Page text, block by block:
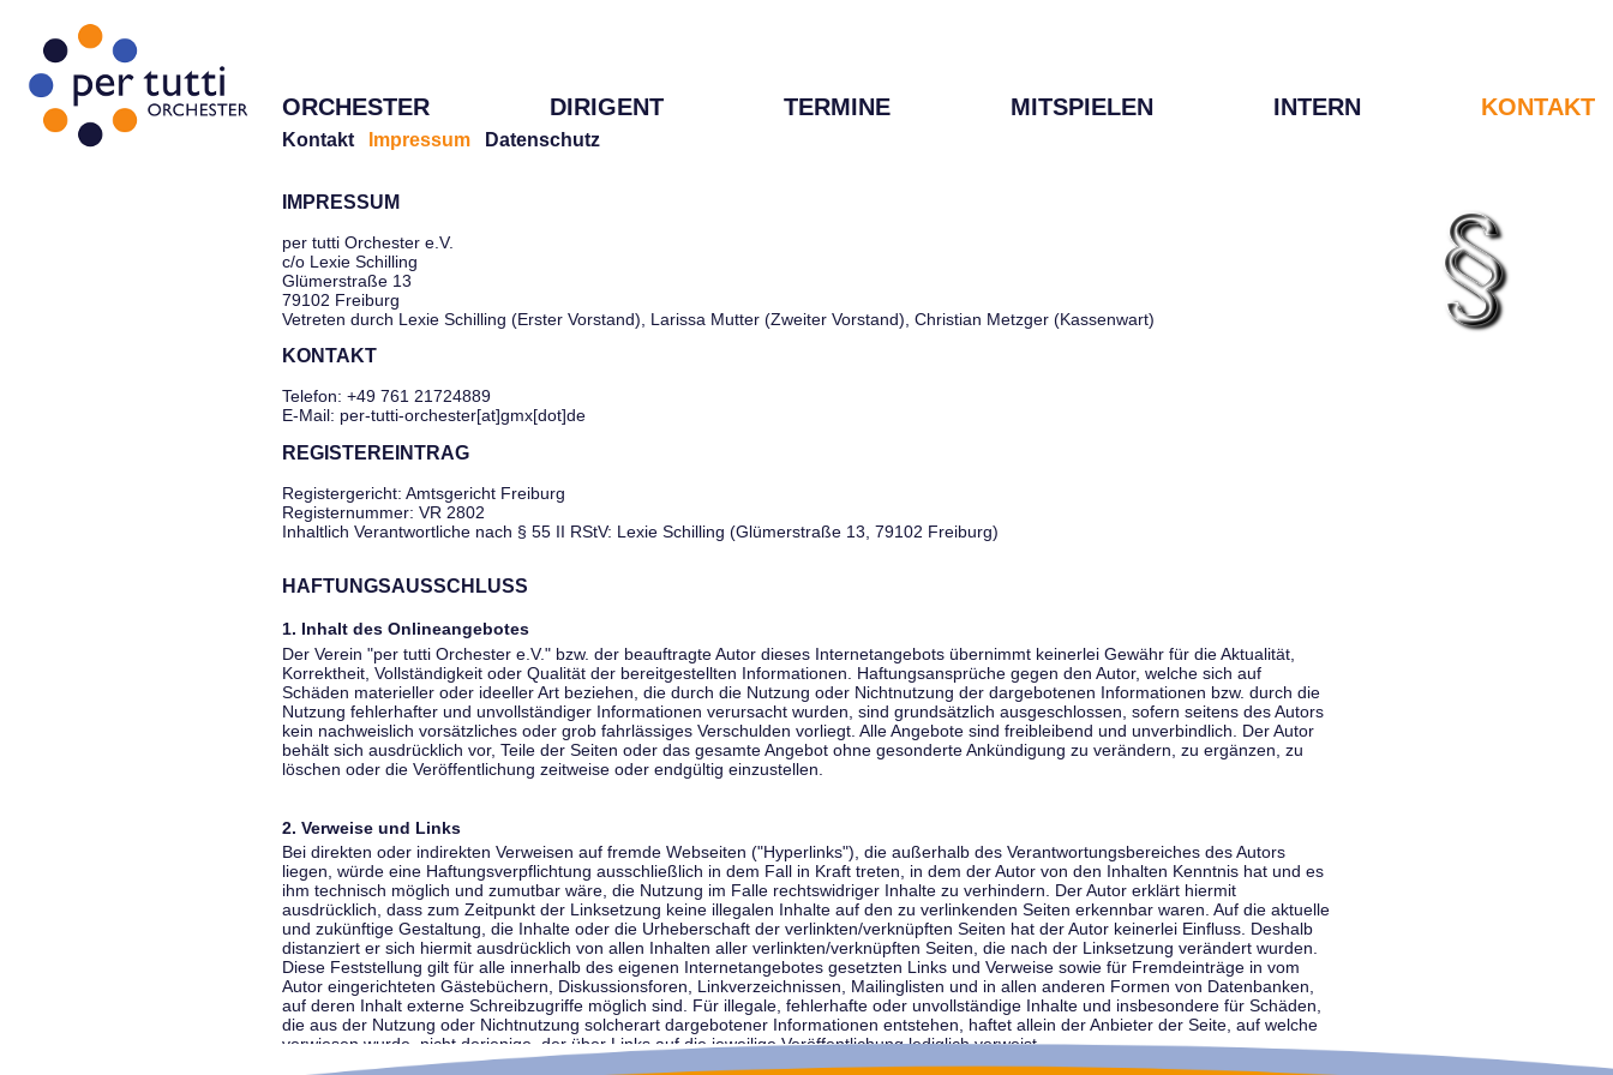
ORCHESTER DIRIGENT TERMINE MITSPIELEN INTERN KONTAKT
Kontakt Impressum Datenschutz
IMPRESSUM
per tutti Orchester e.V.
c/o Lexie Schilling
Glümerstraße 13
79102 Freiburg
Vetreten durch Lexie Schilling (Erster Vorstand), Larissa Mutter (Zweiter Vorstand), Christian Metzger (Kassenwart)
KONTAKT
Telefon: +49 761 21724889
E-Mail: per-tutti-orchester[at]gmx[dot]de
REGISTEREINTRAG
Registergericht: Amtsgericht Freiburg
Registernummer: VR 2802
Inhaltlich Verantwortliche nach § 55 II RStV: Lexie Schilling (Glümerstraße 13, 79102 Freiburg)
HAFTUNGSAUSSCHLUSS
1. Inhalt des Onlineangebotes
Der Verein "per tutti Orchester e.V." bzw. der beauftragte Autor dieses Internetangebots übernimmt keinerlei Gewähr für die Aktualität,
Korrektheit, Vollständigkeit oder Qualität der bereitgestellten Informationen. Haftungsansprüche gegen den Autor, welche sich auf
Schäden materieller oder ideeller Art beziehen, die durch die Nutzung oder Nichtnutzung der dargebotenen Informationen bzw. durch die
Nutzung fehlerhafter und unvollständiger Informationen verursacht wurden, sind grundsätzlich ausgeschlossen, sofern seitens des Autors
kein nachweislich vorsätzliches oder grob fahrlässiges Verschulden vorliegt. Alle Angebote sind freibleibend und unverbindlich. Der Autor
behält sich ausdrücklich vor, Teile der Seiten oder das gesamte Angebot ohne gesonderte Ankündigung zu verändern, zu ergänzen, zu
löschen oder die Veröffentlichung zeitweise oder endgültig einzustellen.
2. Verweise und Links
Bei direkten oder indirekten Verweisen auf fremde Webseiten ("Hyperlinks"), die außerhalb des Verantwortungsbereiches des Autors
liegen, würde eine Haftungsverpflichtung ausschließlich in dem Fall in Kraft treten, in dem der Autor von den Inhalten Kenntnis hat und es
ihm technisch möglich und zumutbar wäre, die Nutzung im Falle rechtswidriger Inhalte zu verhindern. Der Autor erklärt hiermit
ausdrücklich, dass zum Zeitpunkt der Linksetzung keine illegalen Inhalte auf den zu verlinkenden Seiten erkennbar waren. Auf die aktuelle
und zukünftige Gestaltung, die Inhalte oder die Urheberschaft der verlinkten/verknüpften Seiten hat der Autor keinerlei Einfluss. Deshalb
distanziert er sich hiermit ausdrücklich von allen Inhalten aller verlinkten/verknüpften Seiten, die nach der Linksetzung verändert wurden.
Diese Feststellung gilt für alle innerhalb des eigenen Internetangebotes gesetzten Links und Verweise sowie für Fremdeinträge in vom
Autor eingerichteten Gästebüchern, Diskussionsforen, Linkverzeichnissen, Mailinglisten und in allen anderen Formen von Datenbanken,
auf deren Inhalt externe Schreibzugriffe möglich sind. Für illegale, fehlerhafte oder unvollständige Inhalte und insbesondere für Schäden,
die aus der Nutzung oder Nichtnutzung solcherart dargebotener Informationen entstehen, haftet allein der Anbieter der Seite, auf welche
verwiesen wurde, nicht derjenige, der über Links auf die jeweilige Veröffentlichung lediglich verweist.